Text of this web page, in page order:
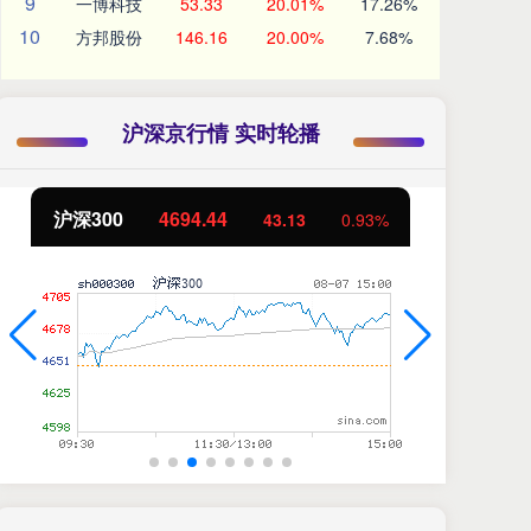
10 方邦股份 146.16 20.00% 7.68%
沪深京行情 实时轮播
北证50 1134.24 11.37 1.01%